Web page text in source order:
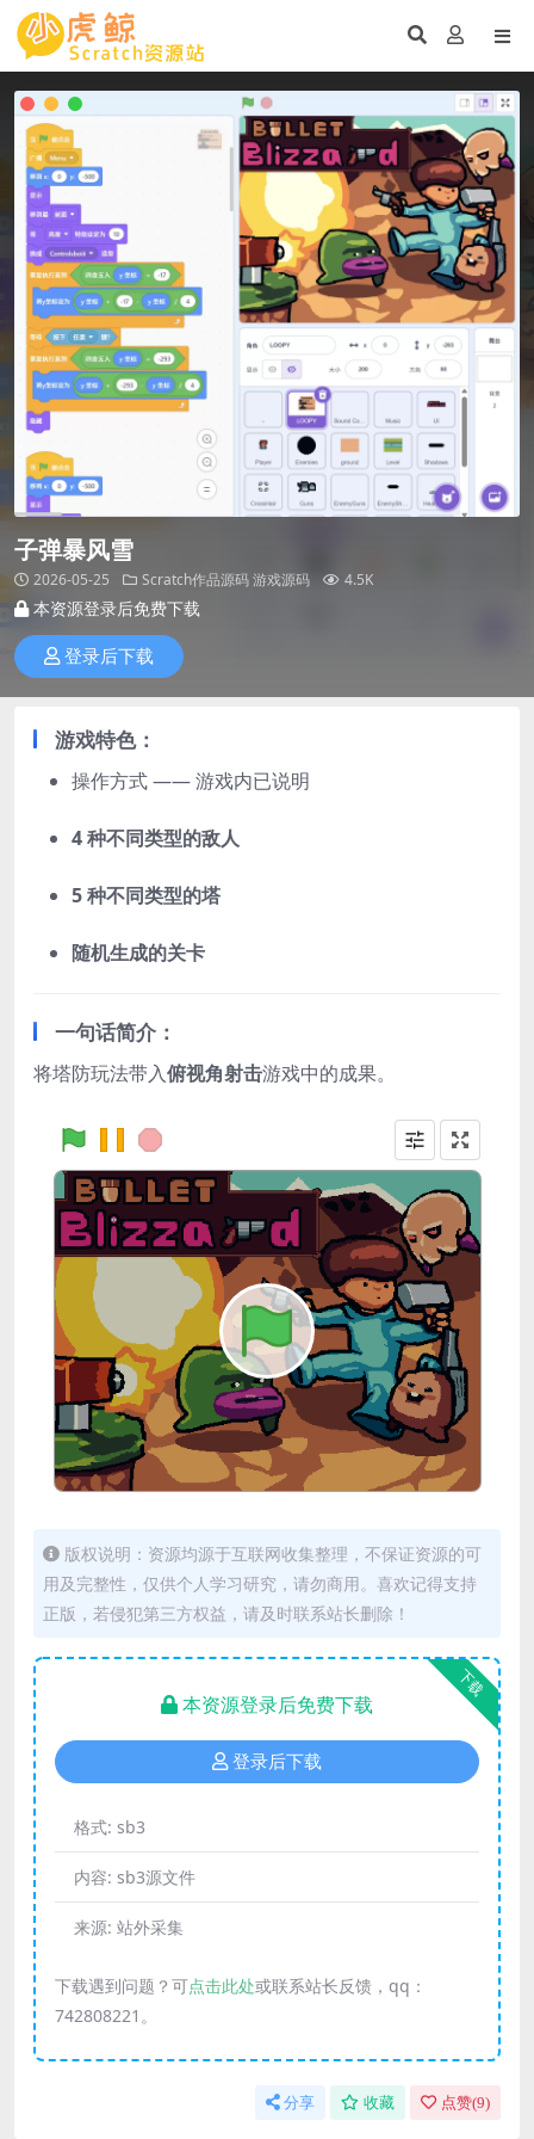
子弹暴风雪
2026-05-25 Scratch作品源码游戏源码 4.5K
本资源登录后免费下载
登录后下载
游戏特色：
操作方式 —— 游戏内已说明
4 种不同类型的敌人
5 种不同类型的塔
随机生成的关卡
一句话简介：
将塔防玩法带入俯视角射击游戏中的成果。
版权说明：资源均源于互联网收集整理，不保证资源的可
用及完整性，仅供个人学习研究，请勿商用。喜欢记得支持
正版，若侵犯第三方权益，请及时联系站长删除！
下载
本资源登录后免费下载
登录后下载
格式: sb3
内容: sb3源文件
来源: 站外采集
下载遇到问题？可点击此处或联系站长反馈，qq：
742808221。
分享 收藏 点赞(9)